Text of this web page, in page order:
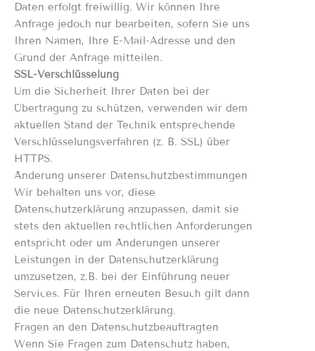
Daten erfolgt freiwillig. Wir können Ihre
Anfrage jedoch nur bearbeiten, sofern Sie uns
Ihren Namen, Ihre E-Mail-Adresse und den
Grund der Anfrage mitteilen.
SSL-Verschlüsselung
Um die Sicherheit Ihrer Daten bei der
Übertragung zu schützen, verwenden wir dem
aktuellen Stand der Technik entsprechende
Verschlüsselungsverfahren (z. B. SSL) über
HTTPS.
Änderung unserer Datenschutzbestimmungen
Wir behalten uns vor, diese
Datenschutzerklärung anzupassen, damit sie
stets den aktuellen rechtlichen Anforderungen
entspricht oder um Änderungen unserer
Leistungen in der Datenschutzerklärung
umzusetzen, z.B. bei der Einführung neuer
Services. Für Ihren erneuten Besuch gilt dann
die neue Datenschutzerklärung.
Fragen an den Datenschutzbeauftragten
Wenn Sie Fragen zum Datenschutz haben,